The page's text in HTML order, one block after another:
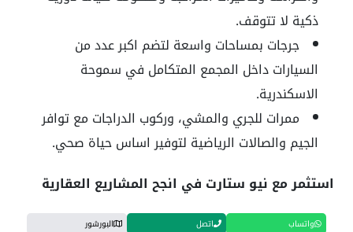
ذكية لا تتوقف.
جرجات بمساحات واسعة لتضم اكبر عدد من
السيارات داخل المجمع المتكامل في سموحة
الاسكندرية.
ممرات للجري والمشي، وركوب الدراجات مع توافر
الجيم والصالات الرياضية لتوفير اساس حياة صحي.
استثمر مع نيو ستارت في انجح المشاريع العقارية
واتساب اتصل البورشور